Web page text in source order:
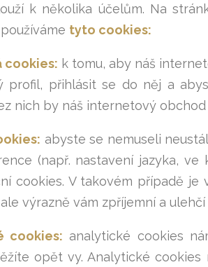
k několika účelům. Na
tyto cookies:
cookies: k tomu, aby náš
profil, přihlásit se do něj a
nich by náš internetový
abyste se nemuseli
(např. nastavení jazyka,
cookies. V takovém případě je
výrazně vám zpříjemní a
cookies: analytické cookies
opět vy. Analytické